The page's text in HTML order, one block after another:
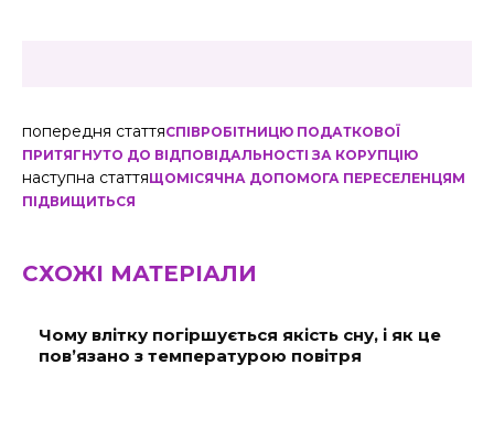
попередня статтяСПІВРОБІТНИЦЮ ПОДАТКОВОЇ
ПРИТЯГНУТО ДО ВІДПОВІДАЛЬНОСТІ ЗА КОРУПЦІЮ
наступна статтяЩОМІСЯЧНА ДОПОМОГА ПЕРЕСЕЛЕНЦЯМ
ПІДВИЩИТЬСЯ
СХОЖІ МАТЕРІАЛИ
Чому влітку погіршується якість сну, і як це
пов’язано з температурою повітря